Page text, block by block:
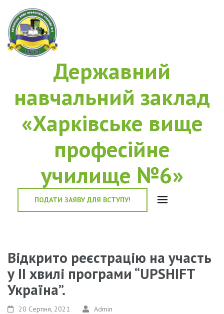
Державний
навчальний заклад
«Харківське вище
професійне
училище №6»
ПОДАТИ ЗАЯВУ ДЛЯ ВСТУПУ!
Відкрито реєстрацію на участь
у ІІ хвилі програми “UPSHIFT
Україна”.
20 Серпня, 2021 Admin